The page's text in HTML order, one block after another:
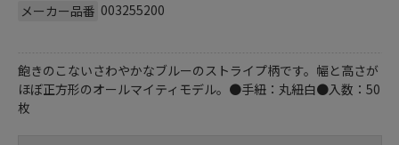
メーカー品番 003255200
飽きのこないさわやかなブルーのストライプ柄です。幅と高さが
ほぼ正方形のオールマイティモデル。●手紐：丸紐白●入数：50
枚